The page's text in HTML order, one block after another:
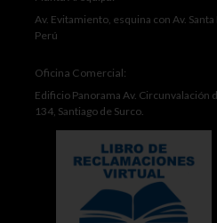
Av. Evitamiento, esquina con Av.
Perú
Oficina Comercial:
Edificio Panorama Av. Circunvalación
134, Santiago de Surco.